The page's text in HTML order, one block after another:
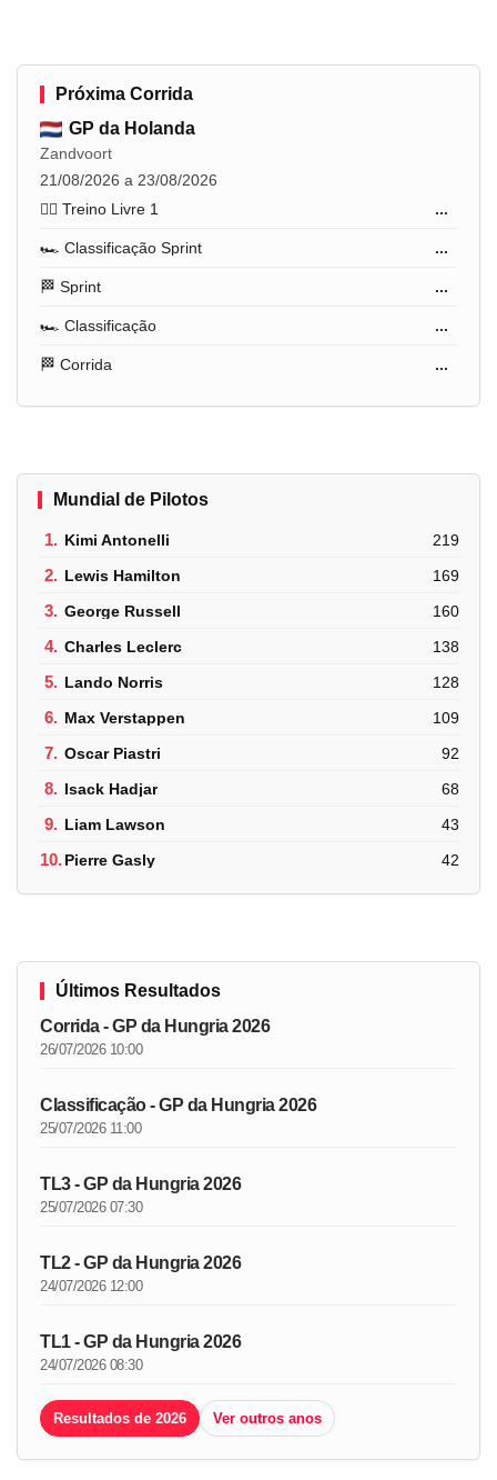
Próxima Corrida
GP da Holanda
Zandvoort
21/08/2026 a 23/08/2026
🏋️‍♂️ Treino Livre 1
...
🏎️ Classificação Sprint ...
🏁 Sprint ...
🏎️ Classificação ...
🏁 Corrida ...
Mundial de Pilotos
1. Kimi Antonelli 219
2. Lewis Hamilton 169
3. George Russell 160
4. Charles Leclerc 138
5. Lando Norris 128
6. Max Verstappen 109
7. Oscar Piastri 92
8. Isack Hadjar 68
9. Liam Lawson 43
10.Pierre Gasly 42
Últimos Resultados
Corrida - GP da Hungria 2026
26/07/2026 10:00
Classificação - GP da Hungria 2026
25/07/2026 11:00
TL3 - GP da Hungria 2026
25/07/2026 07:30
TL2 - GP da Hungria 2026
24/07/2026 12:00
TL1 - GP da Hungria 2026
24/07/2026 08:30
Resultados de 2026 Ver outros anos